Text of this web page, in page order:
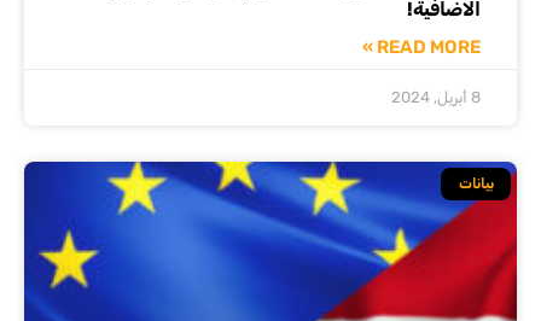
الاضافية!
READ MORE »
8 أبريل, 2024
بيانات